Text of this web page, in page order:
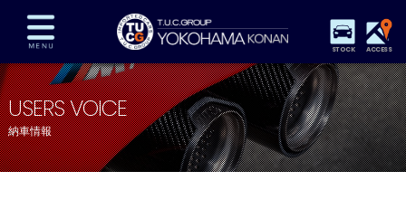
STOCK ACCESS
在庫車両情報 保証&サービス パーツリスト
TUCとは？ 店舗情報 アクセスマップ
全国納車 特別作業 注文販売
USERS VOICE
納車情報